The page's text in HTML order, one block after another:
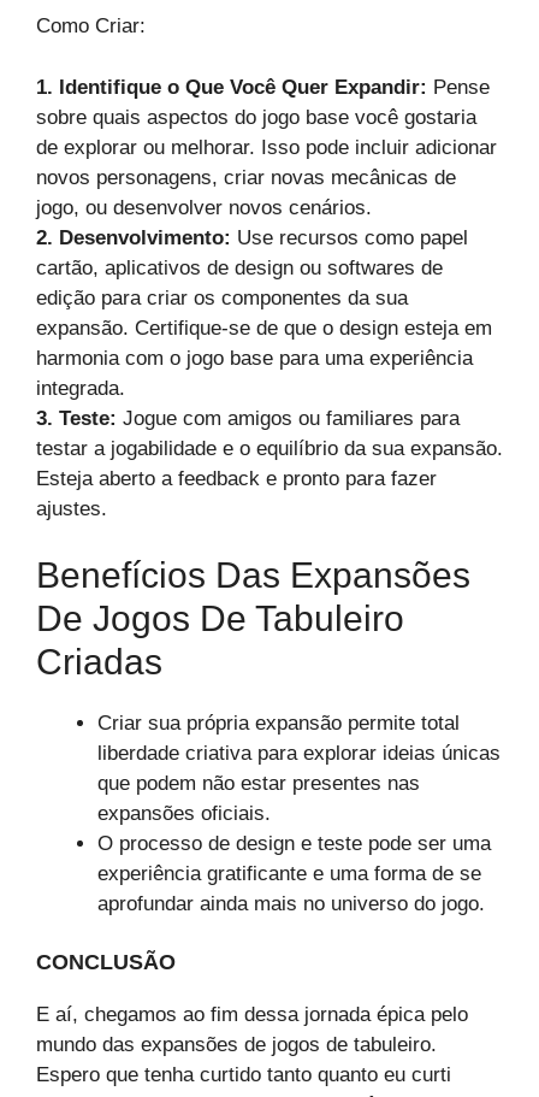
Como Criar:
1. Identifique o Que Você Quer Expandir: Pense
sobre quais aspectos do jogo base você gostaria
de explorar ou melhorar. Isso pode incluir adicionar
novos personagens, criar novas mecânicas de
jogo, ou desenvolver novos cenários.
2. Desenvolvimento: Use recursos como papel
cartão, aplicativos de design ou softwares de
edição para criar os componentes da sua
expansão. Certifique-se de que o design esteja em
harmonia com o jogo base para uma experiência
integrada.
3. Teste: Jogue com amigos ou familiares para
testar a jogabilidade e o equilíbrio da sua expansão.
Esteja aberto a feedback e pronto para fazer
ajustes.
Benefícios Das Expansões
De Jogos De Tabuleiro
Criadas
Criar sua própria expansão permite total
liberdade criativa para explorar ideias únicas
que podem não estar presentes nas
expansões oficiais.
O processo de design e teste pode ser uma
experiência gratificante e uma forma de se
aprofundar ainda mais no universo do jogo.
CONCLUSÃO
E aí, chegamos ao fim dessa jornada épica pelo
mundo das expansões de jogos de tabuleiro.
Espero que tenha curtido tanto quanto eu curti